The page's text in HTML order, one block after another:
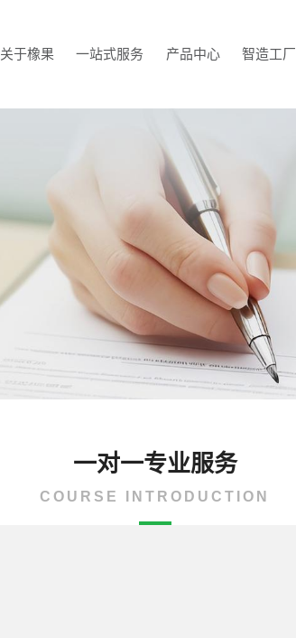
关于橡果 一站式服务 产品中心 智造工厂
一对一专业服务
COURSE INTRODUCTION